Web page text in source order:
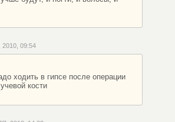
09:54
ходить в гипсе после операции
кости